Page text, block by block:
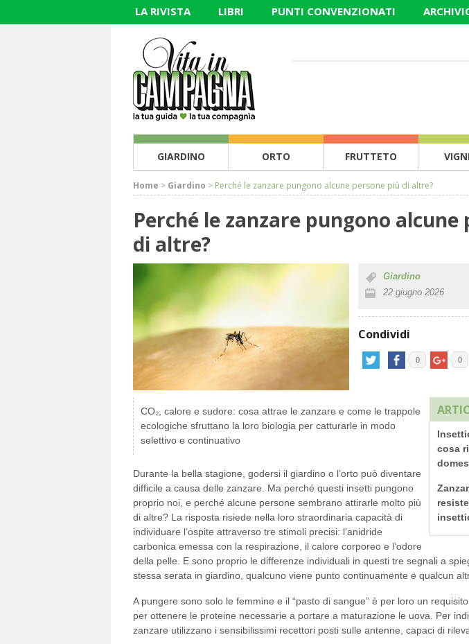
LA RIVISTA LIBRI PUNTI CONVENZIONATI
GIARDINO ORTO FRUTTETO
Home > Giardino > Perché le zanzare pungono alcune persone più di altre?
Perché le zanzare pungono alcune
di altre?
Giardino
22 giugno 2026
Condividi
0 0
cosa
CO₂, calore e sudore: cosa attrae le zanzare e come le trappole
ecologiche sfruttano la loro biologia per catturarle in modo
selettivo e continuativo
Durante la bella stagione, godersi il giardino o l’orto può diventare
difficile a causa delle zanzare. Ma perché questi insetti pungono
proprio noi, e perché alcune persone sembrano attirarle molto più
di altre? La risposta risiede nella loro straordinaria capacità di
individuare l’ospite attraverso tre stimoli precisi: l’anidride
carbonica emessa con la respirazione, il calore corporeo e l’odore
della pelle. E sono proprio le differenze individuali in questi tre segnali a
stessa serata in giardino, qualcuno viene punto continuamente e qualcun
A pungere sono solo le femmine e il “pasto di sangue” è per loro un
per ottenere le proteine necessarie a portare a maturazione le uova. Per
zanzare utilizzano i sensibilissimi recettori posti sulle antenne, capaci di